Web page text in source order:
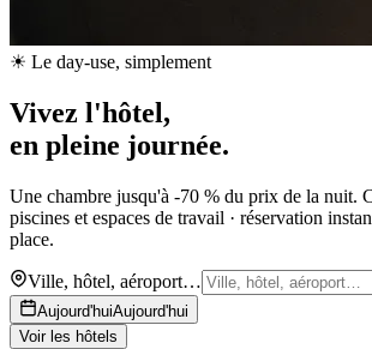
☀ Le day-use, simplement
Vivez l'hôtel,
en pleine journée.
Une chambre jusqu'à -70 % du prix de la nuit.
piscines et espaces de travail · réservation
place.
Ville, hôtel, aéroport…
Aujourd'huiAujourd'hui
Voir les hôtels